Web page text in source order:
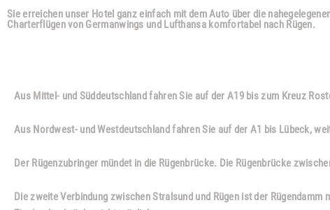
Sie erreichen unser Hotel ganz einfach mit dem Auto über die
Charterflügen von Germanwings und Lufthansa komfortabel nach Rügen.
Aus Mittel- und Süddeutschland fahren Sie auf der A19 bis zum Kreuz
Aus Nordwest- und Westdeutschland fahren Sie auf der A1 bis Lübeck,
Der Rügenzubringer mündet in die Rügenbrücke. Die Rügenbrücke
Die zweite Verbindung zwischen Stralsund und Rügen ist der